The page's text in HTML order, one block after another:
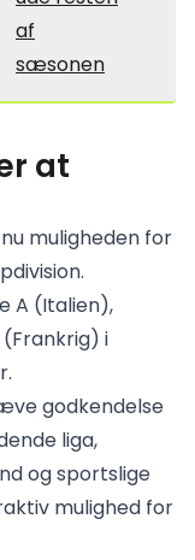
af
sæsonen
at
muligheden for
A (Italien),
(Frankrig) i
godkendelse
liga,
og sportslige
mulighed for